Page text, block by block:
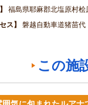
福島県耶麻郡北塩原村桧
ス
磐越自動車道猪苗
この施